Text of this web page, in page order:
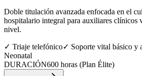
Doble titulación avanzada enfocada en el
hospitalario integral para auxiliares clínicos
nivel.
✓ Triaje telefónico✓ Soporte vital básico y
Neonatal
DURACIÓN600 horas (Plan Élite)